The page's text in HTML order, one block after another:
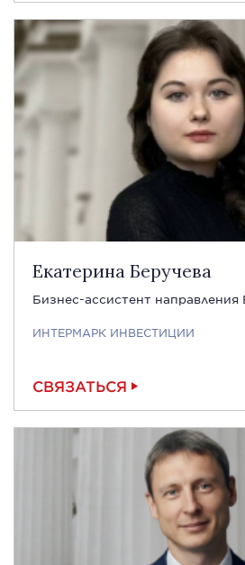
Екатерина Беручева
Бизнес-ассистент
ИНТЕРМАРК ИНВЕСТИЦИИ
СВЯЗАТЬСЯ